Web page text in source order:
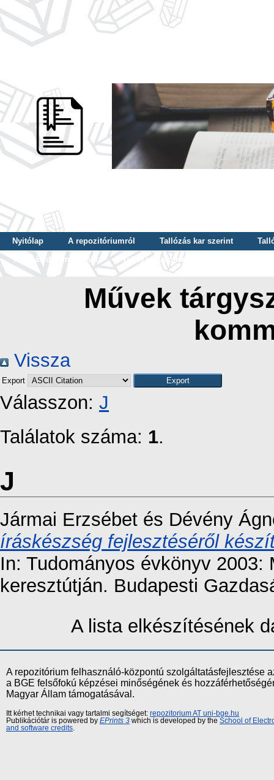
Nyitólap A repozitóriumról Tallózás kar szerint
Tallózás dátum szerint
Tallózás tudományterület szerint
Művek
Vissza
Export
Válasszon: J
Találatok száma: 1.
J
Jármai Erzsébet és Dévény
íráskészség fejlesztéséről
In: Tudományos évkönyv
keresztútján. Budapesti
A lista elkészítésének
A repozitórium felhasználó-központú szolgáltatásfejlesztése
a BGE felsőfokú képzései minőségének és
Magyar Állam támogatásával.
Itt kérhet technikai vagy tartalmi segítséget: repozitorium AT uni-bge.hu
Publikációtár is powered by EPrints 3 which is developed by the School of
and software credits